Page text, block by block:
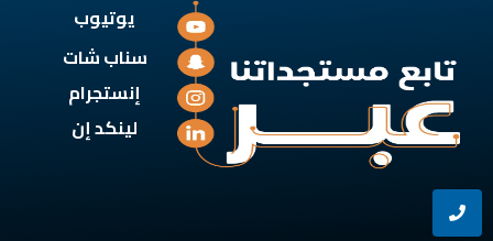
يوتيوب
سناب شات
إنستجرام
لينكد إن